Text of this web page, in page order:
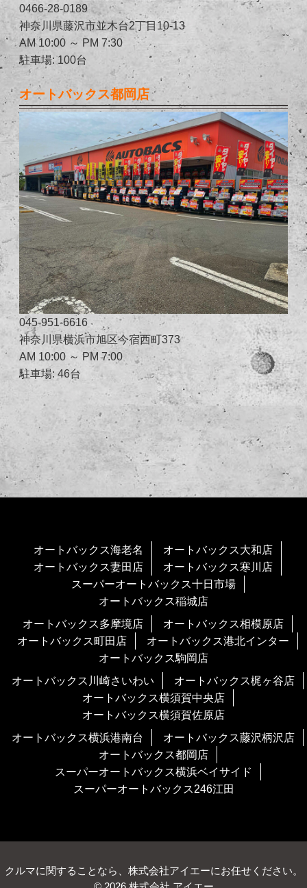
0466-28-0189
神奈川県藤沢市並木台2丁目10-13
AM 10:00 ～ PM 7:30
駐車場: 100台
オートバックス都岡店
045-951-6616
神奈川県横浜市旭区今宿西町373
AM 10:00 ～ PM 7:00
駐車場: 46台
オートバックス海老名
オートバックス大和店
オートバックス妻田店
オートバックス寒川店
スーパーオートバックス十日市場
オートバックス稲城店
オートバックス多摩境店
オートバックス相模原店
オートバックス町田店
オートバックス港北インター
オートバックス駒岡店
オートバックス川崎さいわい
オートバックス梶ヶ谷店
オートバックス横須賀中央店
オートバックス横須賀佐原店
オートバックス横浜港南台
オートバックス藤沢柄沢店
オートバックス都岡店
スーパーオートバックス横浜ベイサイド
スーパーオートバックス246江田
クルマに関することなら、株式会社アイエーにお任せください。